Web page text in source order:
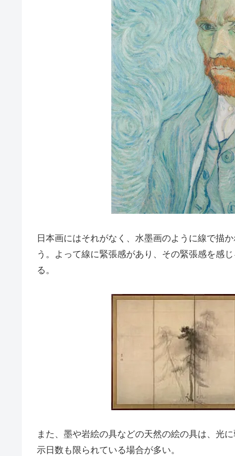
日本画にはそれがなく、水墨画のように線で描
う。よって線に緊張感があり、その緊張感を感
る。
また、墨や岩絵の具などの天然の絵の具は、光
示日数も限られている場合が多い。